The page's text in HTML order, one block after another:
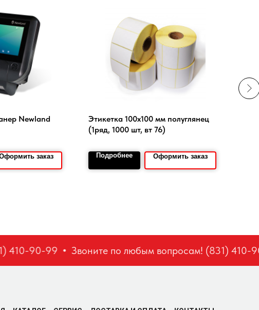
Newland
заказ
Этикетка 100х100 мм полуглянец
(1ряд, 1000 шт, вт 76)
Подробнее Оформить заказ
90-99 Звоните по любым вопросам! (831) 410-